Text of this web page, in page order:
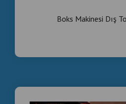
Boks Makinesi Dış